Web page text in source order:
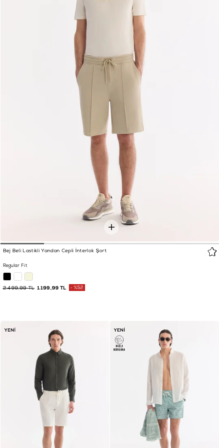
Bej Beli Lastikli Yandan Cepli İnterlok Şort
Regular Fit
1.199,99 TL
2.499,99 TL %52